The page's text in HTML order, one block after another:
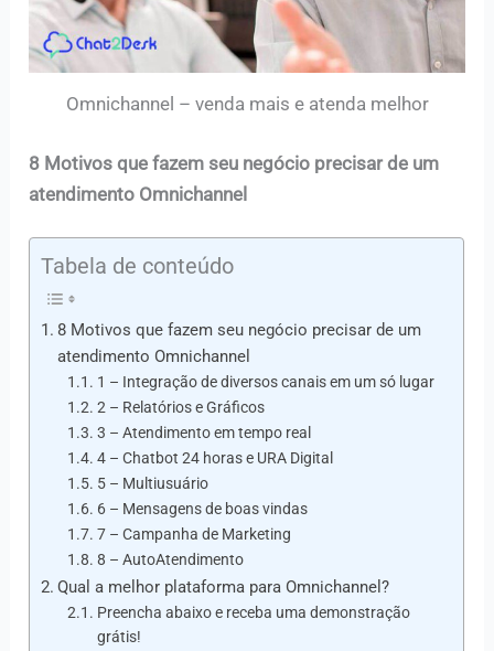
Omnichannel – venda mais e atenda melhor
8 Motivos que fazem seu negócio precisar de um
atendimento Omnichannel
Tabela de conteúdo
8 Motivos que fazem seu negócio precisar de um
atendimento Omnichannel
1 – Integração de diversos canais em um só lugar
2 – Relatórios e Gráficos
3 – Atendimento em tempo real
4 – Chatbot 24 horas e URA Digital
5 – Multiusuário
6 – Mensagens de boas vindas
7 – Campanha de Marketing
8 – AutoAtendimento
Qual a melhor plataforma para Omnichannel?
Preencha abaixo e receba uma demonstração
grátis!